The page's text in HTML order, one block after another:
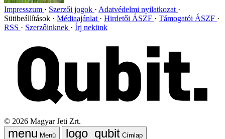
Impresszum Szerzői jogok
Adatvédelmi nyilatkozat
Sütibeállítások
Médiaajánlat Hirdetői ÁSZF
Támogatói ÁSZF
RSS
Szerzőinknek Írj nekünk
© 2026 Magyar Jeti Zrt.
Menü Címlap